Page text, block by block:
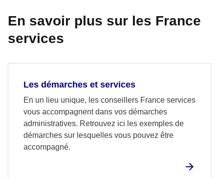
En savoir plus sur les France
services
Les démarches et services
En un lieu unique, les conseillers France services
vous accompagnent dans vos démarches
administratives. Retrouvez ici les exemples de
démarches sur lesquelles vous pouvez être
accompagné.